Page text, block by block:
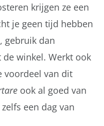
krijgen ze een
je geen tijd hebben
gebruik dan
winkel. Werkt ook
voordeel van dit
ook al goed van
een dag van